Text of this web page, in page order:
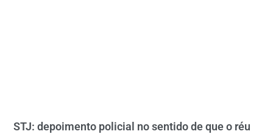
STJ: depoimento policial no sentido de que o réu